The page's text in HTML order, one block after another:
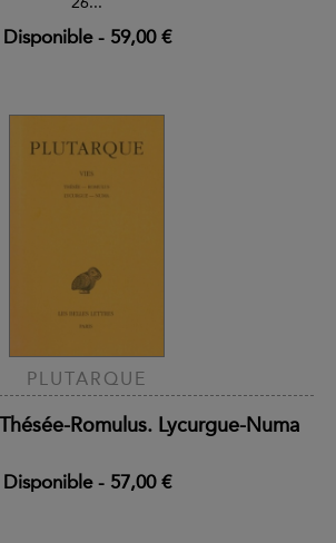
Disponible- 59,00 €
PLUTARQUE
Romulus. Lycurgue-Numa
Disponible- 57,00 €